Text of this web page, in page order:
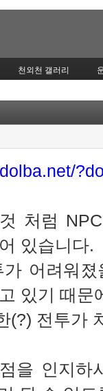
천외천 갤러리
처럼
있습니다.
어려워
있기 때문
(?) 전투가
을 인지하